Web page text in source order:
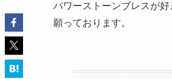
パワーストーンブレスが
願っております。